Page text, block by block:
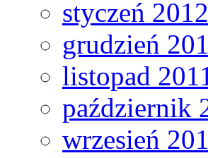
styczeń 2012
grudzień
listopad
październik
wrzesień